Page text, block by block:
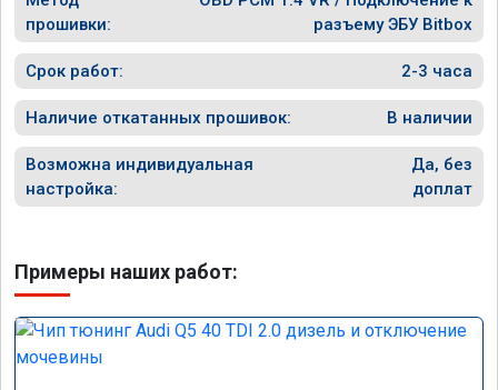
прошивки:
разъему ЭБУ Bitbox
Срок работ: 2-3 часа
Наличие откатанных прошивок: В наличии
Возможна индивидуальная
настройка:
Да, без
доплат
Примеры наших работ: